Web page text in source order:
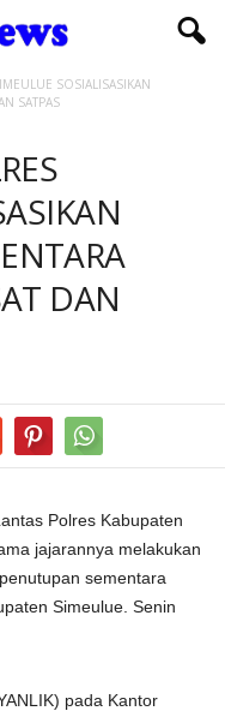
SOSIALISASIKAN
SATPAS
DAN
Polres Kabupaten
jajarannya melakukan
sementara
Simeulue. Senin
pada Kantor